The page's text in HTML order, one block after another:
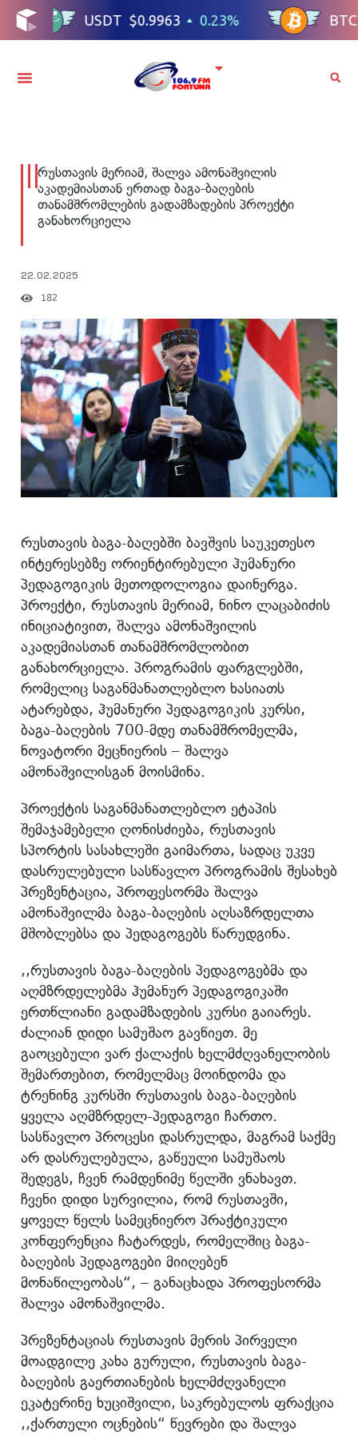
რუსთავის მერიამ, შალვა ამონაშვილის
აკადემიასთან ერთად ბაგა-ბაღების
თანამშრომლების გადამზადების პროექტი
განახორციელა
22.02.2025
182
რუსთავის ბაგა-ბაღებში ბავშვის საუკეთესო
ინტერესებზე ორიენტირებული ჰუმანური
პედაგოგიკის მეთოდოლოგია დაინერგა.
პროექტი, რუსთავის მერიამ, ნინო ლაცაბიძის
ინიციატივით, შალვა ამონაშვილის
აკადემიასთან თანამშრომლობით
განახორციელა. პროგრამის ფარგლებში,
რომელიც საგანმანათლებლო ხასიათს
ატარებდა, ჰუმანური პედაგოგიკის კურსი,
ბაგა-ბაღების 700-მდე თანამშრომელმა,
ნოვატორი მეცნიერის – შალვა
ამონაშვილისგან მოისმინა.
პროექტის საგანმანათლებლო ეტაპის
შემაჯამებელი ღონისძიება, რუსთავის
სპორტის სასახლეში გაიმართა, სადაც უკვე
დასრულებული სასწავლო პროგრამის შესახებ
პრეზენტაცია, პროფესორმა შალვა
ამონაშვილმა ბაგა-ბაღების აღსაზრდელთა
მშობლებსა და პედაგოგებს წარუდგინა.
,,რუსთავის ბაგა-ბაღების პედაგოგებმა და
აღმზრდელებმა ჰუმანურ პედაგოგიკაში
ერთწლიანი გადამზადების კურსი გაიარეს.
ძალიან დიდი სამუშაო გავწიეთ. მე
გაოცებული ვარ ქალაქის ხელმძღვანელობის
შემართებით, რომელმაც მოინდომა და
ტრენინგ კურსში რუსთავის ბაგა-ბაღების
ყველა აღმზრდელ-პედაგოგი ჩართო.
სასწავლო პროცესი დასრულდა, მაგრამ საქმე
არ დასრულებულა, გაწეული სამუშაოს
შედეგს, ჩვენ რამდენიმე წელში ვნახავთ.
ჩვენი დიდი სურვილია, რომ რუსთავში,
ყოველ წელს სამეცნიერო პრაქტიკული
კონფერენცია ჩატარდეს, რომელშიც ბაგა-
ბაღების პედაგოგები მიიღებენ
მონაწილეობას“, – განაცხადა პროფესორმა
შალვა ამონაშვილმა.
პრეზენტაციას რუსთავის მერის პირველი
მოადგილე კახა გურული, რუსთავის ბაგა-
ბაღების გაერთიანების ხელმძღვანელი
ეკატერინე ხუციშვილი, საკრებულოს ფრაქცია
,,ქართული ოცნების“ წევრები და შალვა